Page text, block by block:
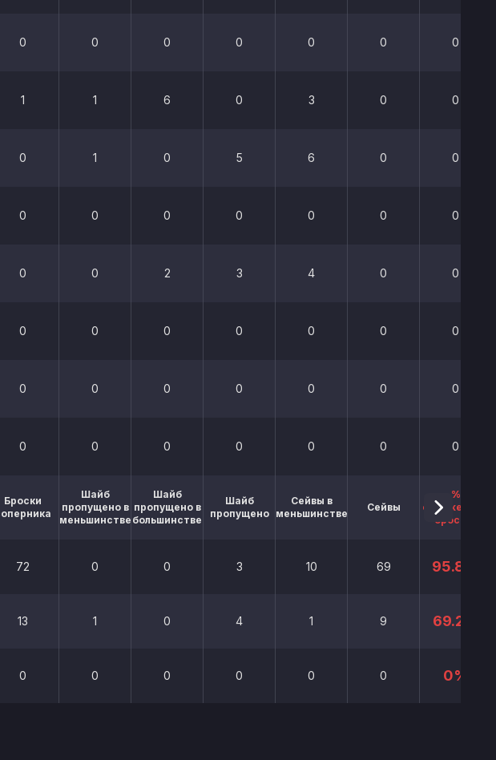
0 0 0 0 0 0 0
1 1 6 0 3 0 0
0 1 0 5 6 0 0
0 0 0 0 0 0 0
0 0 2 3 4 0 0
0 0 0 0 0 0 0
0 0 0 0 0 0 0
0 0 0 0 0 0 0
Броски
Шайб
пропущено в
меньшинстве
Шайб
пропущено в
большинстве
Шайб
пропущено
Сейвы в
меньшинстве
Сейвы
%
отраженных
бросков
72 0 0 3 10 69 95.8%
13 1 0 4 1 9 69.2%
0 0 0 0 0 0 0%